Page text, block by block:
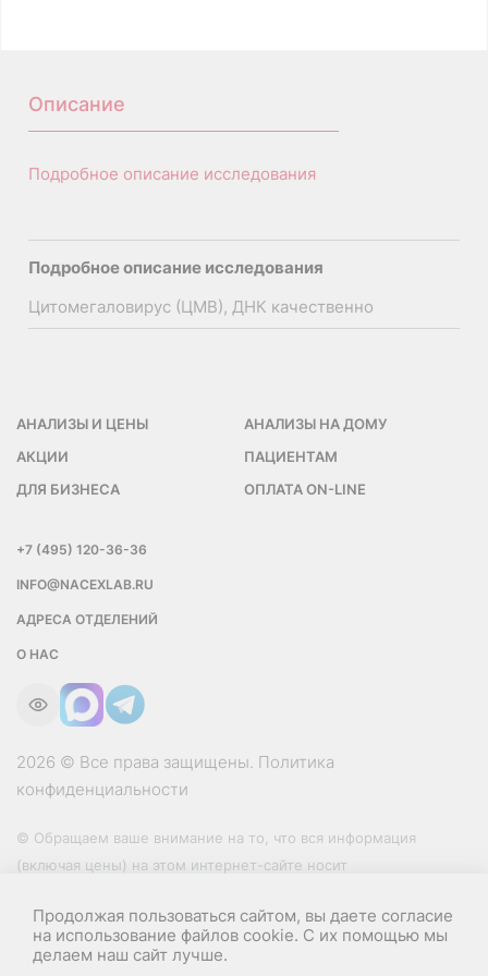
Описание
Подробное описание исследования
Подробное описание исследования
Цитомегаловирус (ЦМВ), ДНК качественно
Продолжая пользоваться сайтом, вы даете согласие
на использование файлов cookie. С их помощью мы
делаем наш сайт лучше.
АНАЛИЗЫ И ЦЕНЫ
АНАЛИЗЫ НА ДОМУ
АКЦИИ
ПАЦИЕНТАМ
ДЛЯ БИЗНЕСА
ОПЛАТА ON-LINE
+7 (495) 120-36-36
INFO@NACEXLAB.RU
АДРЕСА ОТДЕЛЕНИЙ
О НАС
2026 © Все права защищены. Политика
конфиденциальности
© Обращаем ваше внимание на то, что вся информация
(включая цены) на этом интернет-сайте носит
условиях не является публичной офертой, определяемой
положениями Статьи 437 (2) Гражданского кодекса РФ.